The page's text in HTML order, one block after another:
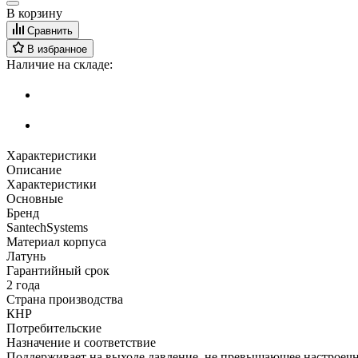
В корзину
Сравнить
В избранное
Наличие на складе:
Характеристики
Описание
Характеристики
Основные
Бренд
SantechSystems
Материал корпуса
Латунь
Гарантийный срок
2 года
Страна производства
КНР
Потребительские
Назначение и соответствие